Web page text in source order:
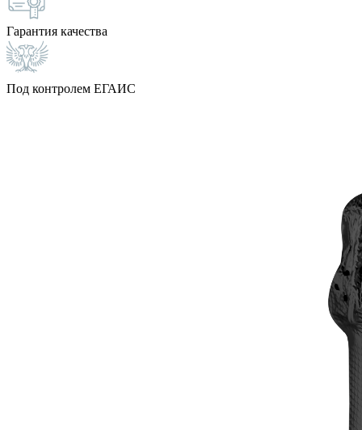
Гарантия качества
Под контролем ЕГАИС